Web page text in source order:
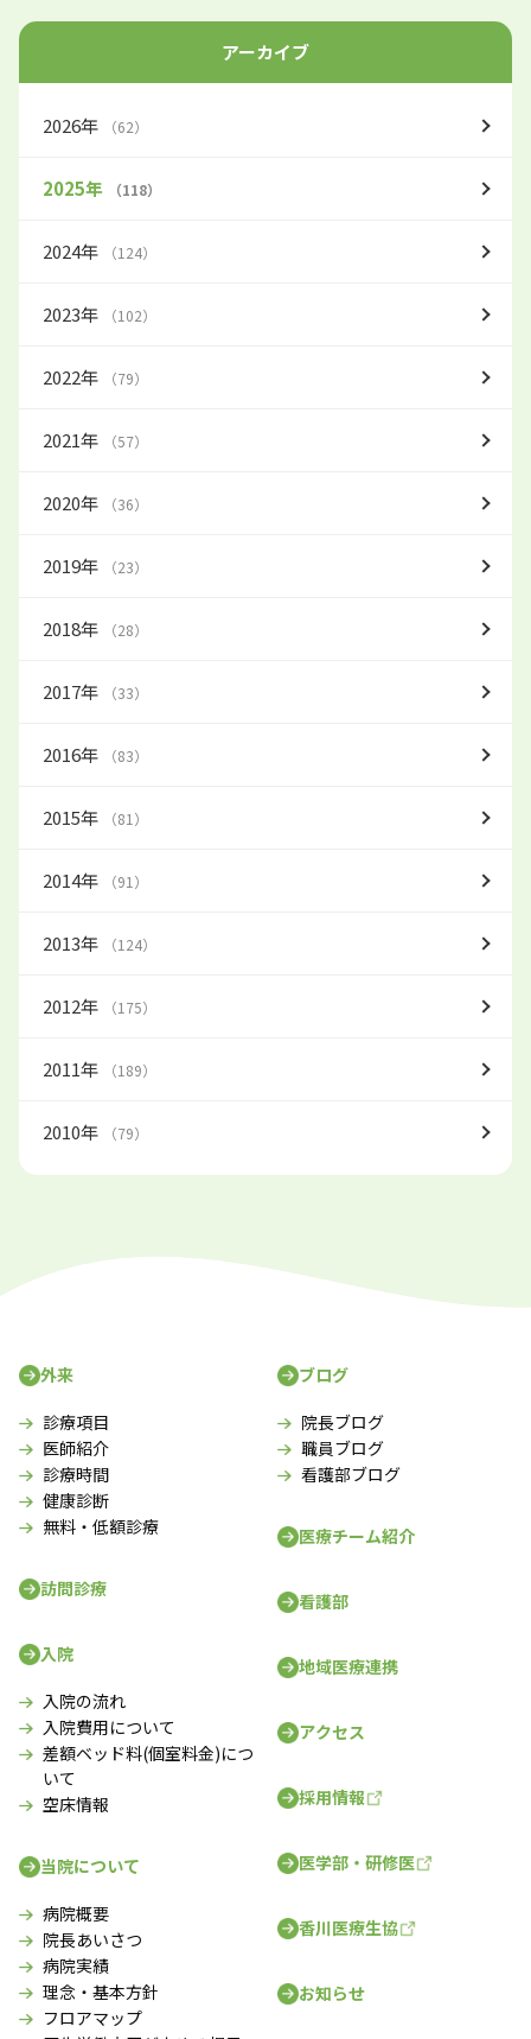
アーカイブ
2026年 （62）
2025年 （118）
2024年 （124）
2023年 （102）
2022年 （79）
2021年 （57）
2020年 （36）
2019年 （23）
2018年 （28）
2017年 （33）
2016年 （83）
2015年 （81）
2014年 （91）
2013年 （124）
2012年 （175）
2011年 （189）
2010年 （79）
外来
診療項目
医師紹介
診療時間
健康診断
無料・低額診療
訪問診療
入院
入院の流れ
入院費用について
差額ベッド料(個室料金)につ
いて
空床情報
当院について
病院概要
院長あいさつ
病院実績
理念・基本方針
フロアマップ
ブログ
院長ブログ
職員ブログ
看護部ブログ
医療チーム紹介
看護部
地域医療連携
アクセス
採用情報
医学部・研修医
香川医療生協
お知らせ